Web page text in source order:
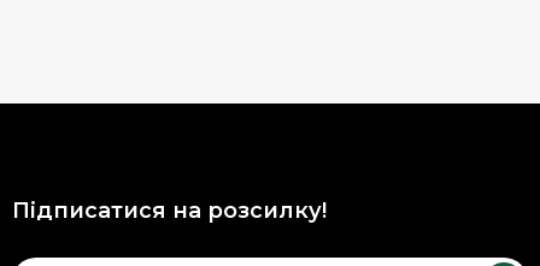
Підписатися на розсилку!